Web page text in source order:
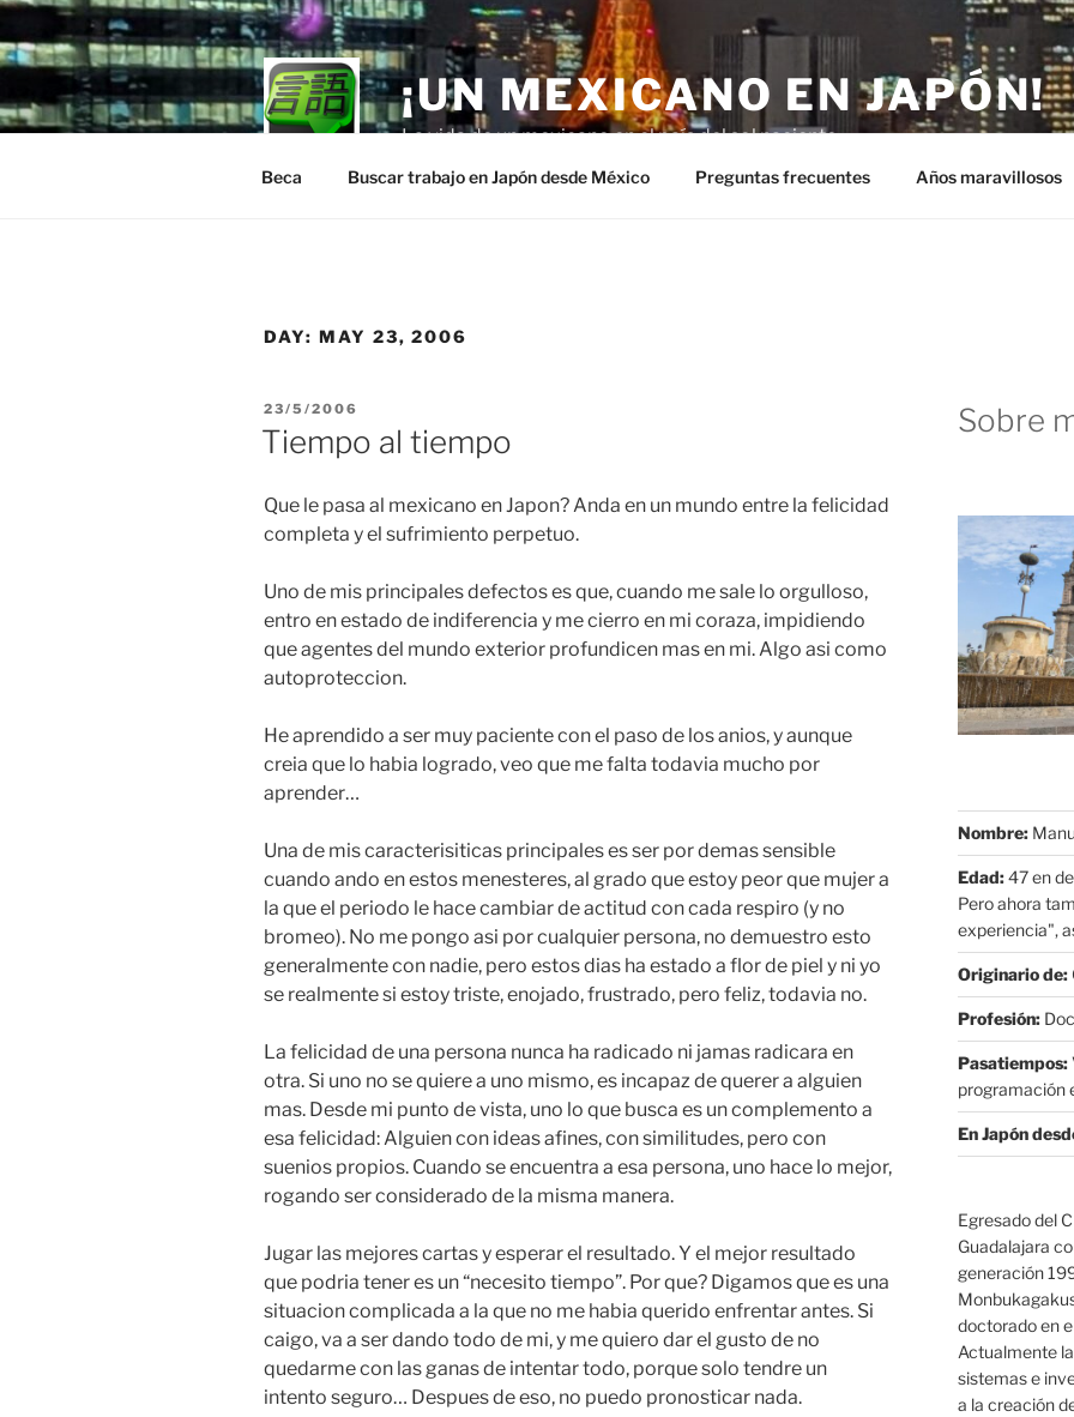
Skip
to
content
¡UN MEXICANO EN JAPÓN!
La vida de un mexicano en el país del sol naciente.
Beca Buscar trabajo en Japón desde México Preguntas frecuentes Años maravillosos
DAY: MAY 23, 2006
POSTED
ON
23/5/2006
Tiempo al tiempo
Que le pasa al mexicano en Japon? Anda en un mundo entre la felicidad
completa y el sufrimiento perpetuo.
Uno de mis principales defectos es que, cuando me sale lo orgulloso,
entro en estado de indiferencia y me cierro en mi coraza, impidiendo
que agentes del mundo exterior profundicen mas en mi. Algo asi como
autoproteccion.
He aprendido a ser muy paciente con el paso de los anios, y aunque
creia que lo habia logrado, veo que me falta todavia mucho por
aprender…
Una de mis caracterisiticas principales es ser por demas sensible
cuando ando en estos menesteres, al grado que estoy peor que mujer a
la que el periodo le hace cambiar de actitud con cada respiro (y no
bromeo). No me pongo asi por cualquier persona, no demuestro esto
generalmente con nadie, pero estos dias ha estado a flor de piel y ni yo
se realmente si estoy triste, enojado, frustrado, pero feliz, todavia no.
La felicidad de una persona nunca ha radicado ni jamas radicara en
otra. Si uno no se quiere a uno mismo, es incapaz de querer a alguien
mas. Desde mi punto de vista, uno lo que busca es un complemento a
esa felicidad: Alguien con ideas afines, con similitudes, pero con
suenios propios. Cuando se encuentra a esa persona, uno hace lo mejor,
rogando ser considerado de la misma manera.
Jugar las mejores cartas y esperar el resultado. Y el mejor resultado
que podria tener es un “necesito tiempo”. Por que? Digamos que es una
situacion complicada a la que no me habia querido enfrentar antes. Si
caigo, va a ser dando todo de mi, y me quiero dar el gusto de no
quedarme con las ganas de intentar todo, porque solo tendre un
intento seguro… Despues de eso, no puedo pronosticar nada.
Sobre
Nombre:
Edad:47 en
Pero ahora
experiencia",
Originario de:
Profesión:
Pasatiempos:
programación
En Japón
Egresado del
Guadalajara
generación
doctorado en
Actualmente
sistemas e
a la creación